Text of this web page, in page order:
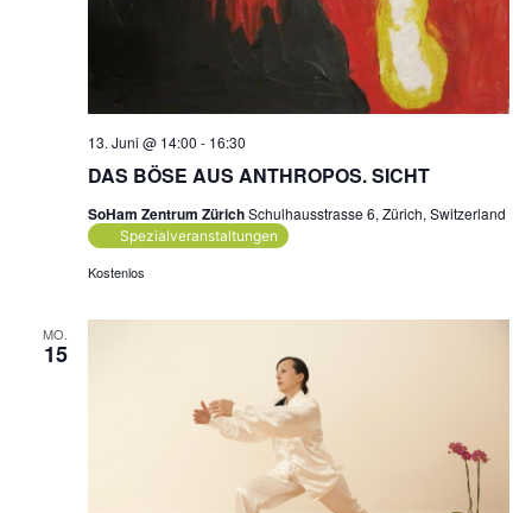
DAS BÖSE AUS ANTHROPOS. SICHT
13. Juni @ 14:00 - 16:30
SoHam Zentrum ZürichSchulhausstrasse 6, Zürich, Switzerland
Spezialveranstaltungen
Kostenlos
MO.
15